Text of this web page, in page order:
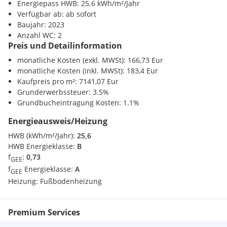
wirtschaftliches Naheverhältnis besteht.
Energiepass HWB: 25.6 kWh/m²/Jahr
Verfügbar ab: ab sofort
Baujahr: 2023
Anzahl WC: 2
Preis und Detailinformation
monatliche Kosten (exkl. MWSt): 166,73 Eur
monatliche Kosten (inkl. MWSt): 183,4 Eur
Kaufpreis pro m²: 7141,07 Eur
Grunderwerbssteuer: 3.5%
Grundbucheintragung Kosten: 1.1%
Energieausweis/Heizung
HWB (kWh/m²/Jahr): 25,6
HWB Energieklasse: B
fGEE: 0,73
fGEE Energieklasse: A
Heizung: Fußbodenheizung
Premium Services